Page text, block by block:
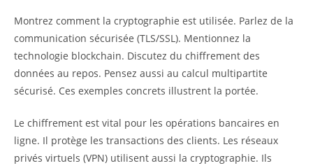
Montrez comment la cryptographie est utilisée. Parlez de la
communication sécurisée (TLS/SSL). Mentionnez la
technologie blockchain. Discutez du chiffrement des
données au repos. Pensez aussi au calcul multipartite
sécurisé. Ces exemples concrets illustrent la portée.
Le chiffrement est vital pour les opérations bancaires en
ligne. Il protège les transactions des clients. Les réseaux
privés virtuels (VPN) utilisent aussi la cryptographie. Ils